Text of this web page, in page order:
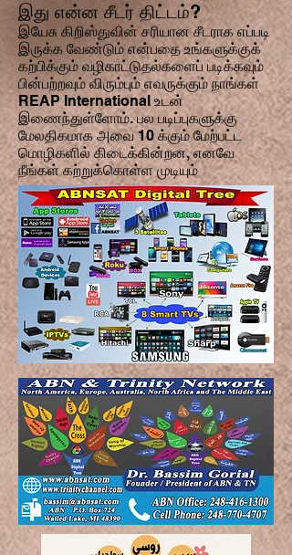
இது என்ன சீடர் திட்டம்?
இயேசு கிறிஸ்துவின் சரியான சீடராக எப்படி
இருக்க வேண்டும் என்பதை உங்களுக்குக்
கற்பிக்கும் வழிகாட்டுதல்களைப் படிக்கவும்
பின்பற்றவும் விரும்பும் எவருக்கும் நாங்கள்
REAP International உடன்
இணைந்துள்ளோம். பல படிப்புகளுக்கு
மேலதிகமாக அவை 10 க்கும் மேற்பட்ட
மொழிகளில் கிடைக்கின்றன, எனவே
நீங்கள் கற்றுக்கொள்ள முடியும்